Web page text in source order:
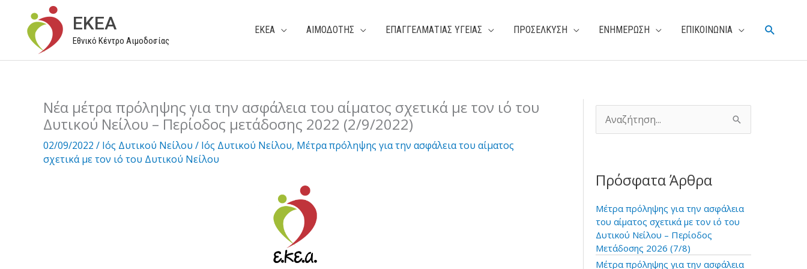
περιεχόμενο
EKEA
Εθνικό Κέντρο Αιμοδοσίας
ΕΚΕΑ ΑΙΜΟΔΟΤΗΣ ΕΠΑΓΓΕΛΜΑΤΙΑΣ ΥΓΕΙΑΣ ΠΡΟΣΕΛΚΥΣΗ ΕΝΗΜΕΡΩΣΗ ΕΠΙΚΟΙΝΩΝΙΑ
Νέα μέτρα πρόληψης για την ασφάλεια του αίματος σχετικά με τον ιό του
Δυτικού Νείλου – Περίοδος μετάδοσης 2022 (2/9/2022)
02/09/2022 / Ιός Δυτικού Νείλου / Ιός Δυτικού Νείλου, Μέτρα πρόληψης για την ασφάλεια του αίματος
σχετικά με τον ιό του Δυτικού Νείλου
α
τ
σ
γ
ι
α
Πρόσφατα Άρθρα
Μέτρα πρόληψης για την ασφάλεια
του αίματος σχετικά με τον ιό του
Δυτικού Νείλου – Περίοδος
Μετάδοσης 2026 (7/8)
Μέτρα πρόληψης για την ασφάλεια